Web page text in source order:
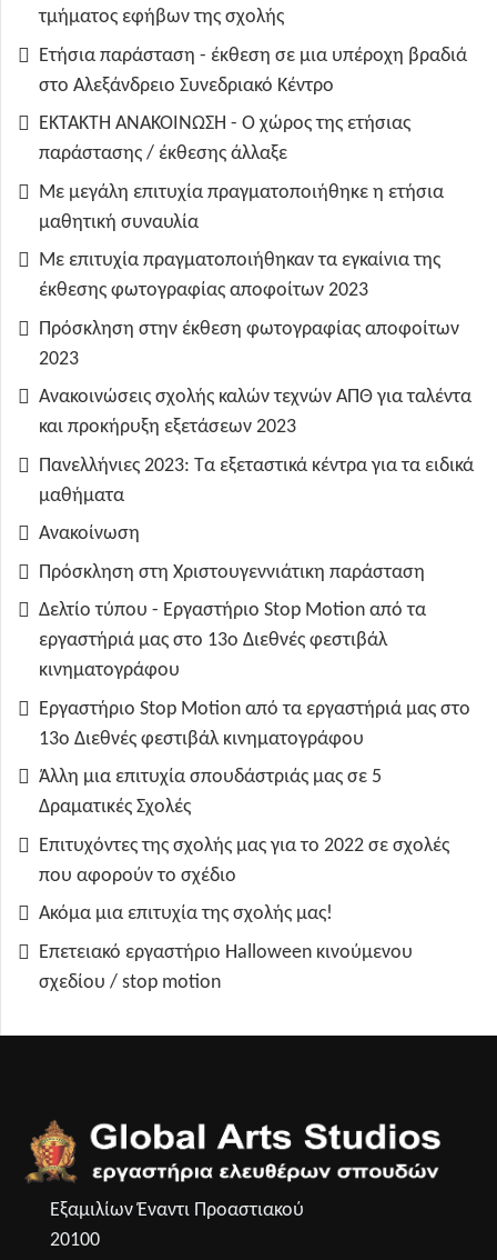
τμήματος εφήβων της σχολής
Ετήσια παράσταση - έκθεση σε μια υπέροχη βραδιά
στο Αλεξάνδρειο Συνεδριακό Κέντρο
ΕΚΤΑΚΤΗ ΑΝΑΚΟΙΝΩΣΗ - Ο χώρος της ετήσιας
παράστασης / έκθεσης άλλαξε
Με μεγάλη επιτυχία πραγματοποιήθηκε η ετήσια
μαθητική συναυλία
Με επιτυχία πραγματοποιήθηκαν τα εγκαίνια της
έκθεσης φωτογραφίας αποφοίτων 2023
Πρόσκληση στην έκθεση φωτογραφίας αποφοίτων
2023
Ανακοινώσεις σχολής καλών τεχνών ΑΠΘ για ταλέντα
και προκήρυξη εξετάσεων 2023
Πανελλήνιες 2023: Τα εξεταστικά κέντρα για τα ειδικά
μαθήματα
Ανακοίνωση
Πρόσκληση στη Χριστουγεννιάτικη παράσταση
Δελτίο τύπου - Εργαστήριο Stop Motion από τα
εργαστήριά μας στο 13ο Διεθνές φεστιβάλ
κινηματογράφου
Εργαστήριο Stop Motion από τα εργαστήριά μας στο
13ο Διεθνές φεστιβάλ κινηματογράφου
Άλλη μια επιτυχία σπουδάστριάς μας σε 5
Δραματικές Σχολές
Επιτυχόντες της σχολής μας για το 2022 σε σχολές
που αφορούν το σχέδιο
Ακόμα μια επιτυχία της σχολής μας!
Επετειακό εργαστήριο Halloween κινούμενου
σχεδίου / stop motion
Εξαμιλίων Έναντι Προαστιακού
20100